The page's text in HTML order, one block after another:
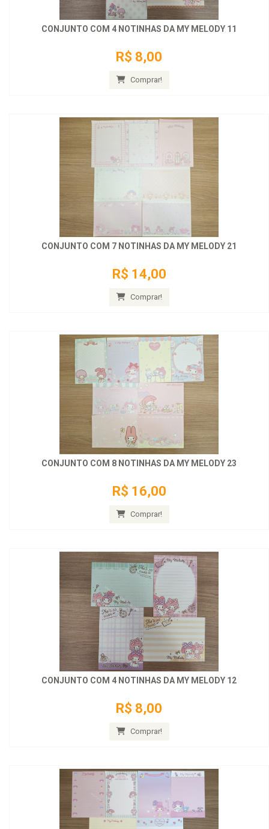
CONJUNTO COM 4 NOTINHAS DA MY MELODY 11
R$ 8,00
Comprar!
CONJUNTO COM 7 NOTINHAS DA MY MELODY 21
R$ 14,00
Comprar!
CONJUNTO COM 8 NOTINHAS DA MY MELODY 23
R$ 16,00
Comprar!
CONJUNTO COM 4 NOTINHAS DA MY MELODY 12
R$ 8,00
Comprar!